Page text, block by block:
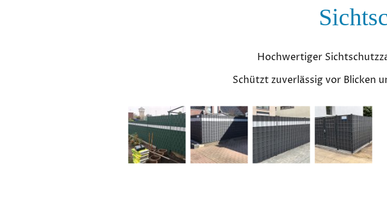
Hochwertiger
Schützt zuverlässig vor Blicken